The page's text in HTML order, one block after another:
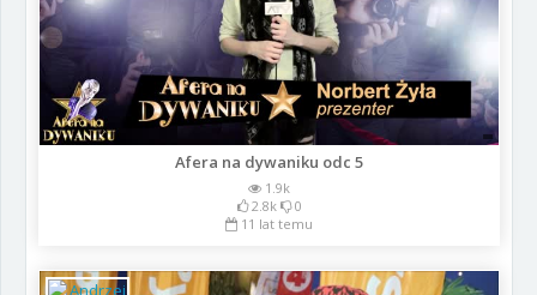
Afera na dywaniku odc 5
1.9k
2.8k
0
11 lat temu